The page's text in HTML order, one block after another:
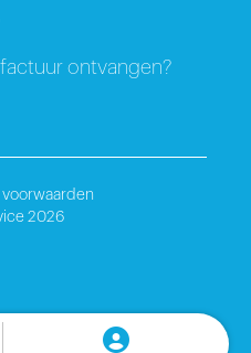
ontvangen?
2026